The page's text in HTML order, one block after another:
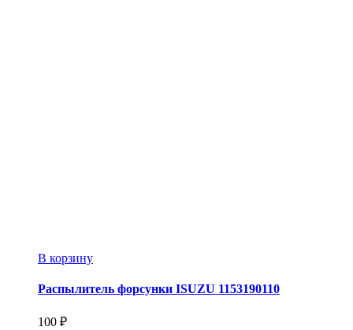
В корзину
Распылитель форсунки ISUZU 1153190110
100 ₽